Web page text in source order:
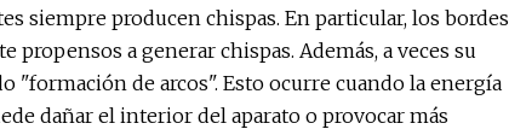
siempre producen chispas. En particular, los bordes
a generar chispas. Además, a veces su
de arcos". Esto ocurre cuando la energía
dañar el interior del aparato o provocar más